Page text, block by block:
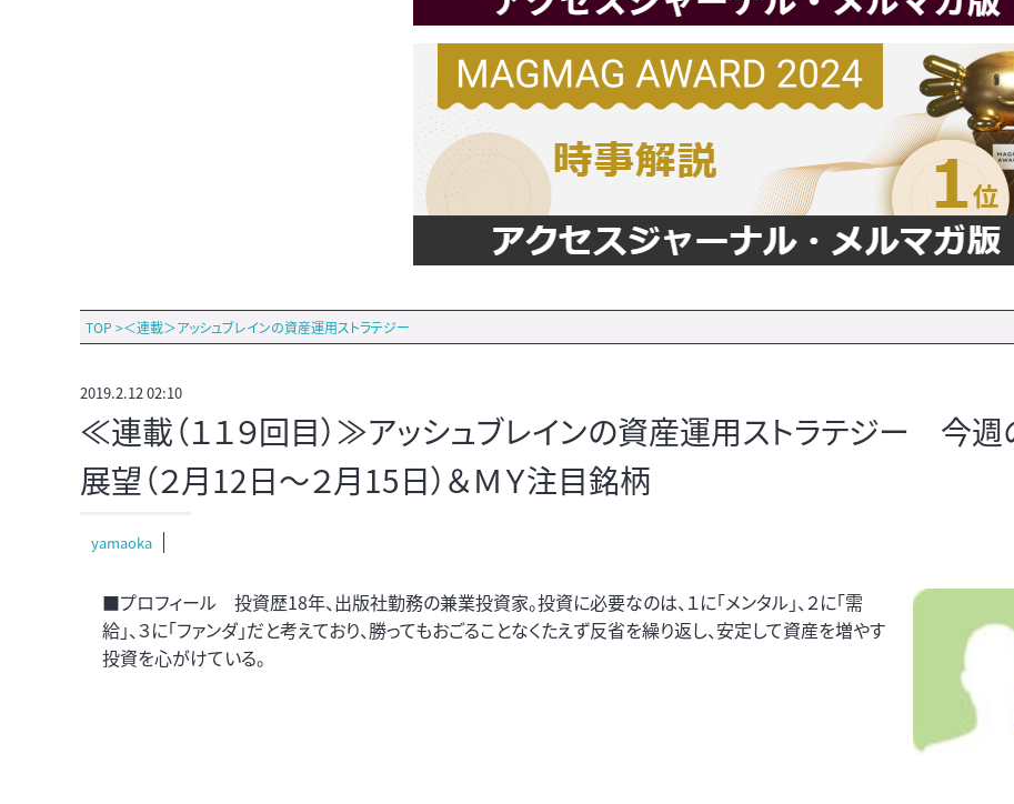
TOP >＜連載＞アッシュブレインの資産運用ストラテジー
2019.2.12 02:10
≪連載（１１９回目）≫アッシュブレインの資産運用ストラテジー 今
展望（２月12日～２月15日）＆ＭＹ注目銘柄
yamaoka
■プロフィール 投資歴18年、出版社勤務の兼業投資家。投資に必要なのは、１に「メンタル」、２に「需
給」、３に「ファンダ」だと考えており、勝ってもおごることなくたえず反省を繰り返し、安定して資産を増やす
投資を心がけている。